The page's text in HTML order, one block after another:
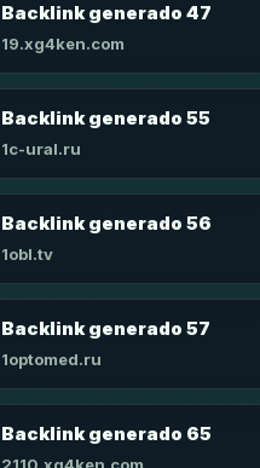
Backlink generado 47
19.xg4ken.com
Backlink generado 55
1c-ural.ru
Backlink generado 56
1obl.tv
Backlink generado 57
1optomed.ru
Backlink generado 65